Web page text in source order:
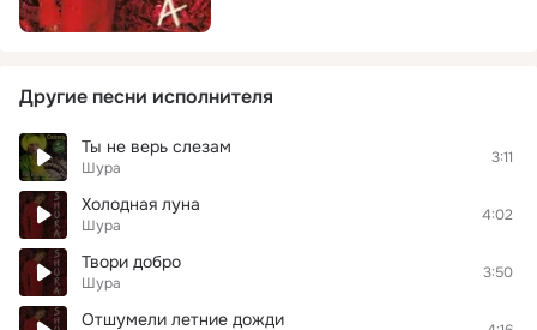
Другие песни исполнителя
Ты не верь слезам
Шура
3:11
Холодная луна
Шура
4:02
Твори добро
Шура
3:50
Отшумели летние дожди